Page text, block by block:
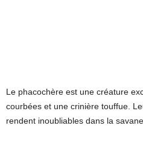
Le phacochère est une créature
courbées et une crinière touffue.
rendent inoubliables dans la